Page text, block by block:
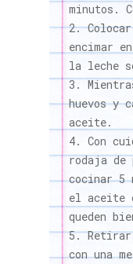
minutos.
encimar
la leche
huevos y
aceite.
Con
rodaja de
cocinar 5
el aceite
queden
con una